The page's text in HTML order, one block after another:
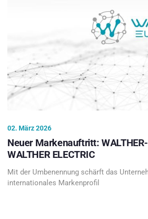
02. März 2026
Neuer Markenauftritt:
WALTHER ELECTRIC
Mit der Umbenennung schärft das
internationales Markenprofil